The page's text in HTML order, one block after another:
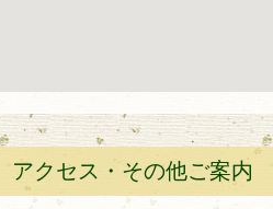
アクセス・その他ご案内